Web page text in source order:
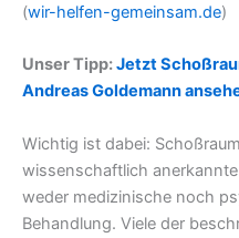
(wir-helfen-gemeinsam.de)
Unser Tipp:Jetzt
Andreas Goldemann
Wichtig ist dabei:
wissenschaftlich
weder medizinische noch
Behandlung. Viele der